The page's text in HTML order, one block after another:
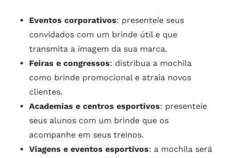
Eventos corporativos: presenteie seus
convidados com um brinde útil e que
transmita a imagem da sua marca.
Feiras e congressos: distribua a mochila
como brinde promocional e atraia novos
clientes.
Academias e centros esportivos: presenteie
seus alunos com um brinde que os
acompanhe em seus treinos.
Viagens e eventos esportivos: a mochila será